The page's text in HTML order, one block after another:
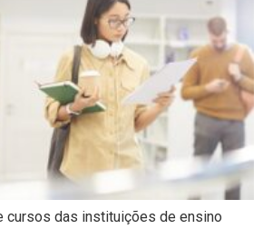
cursos das instituições de ensino